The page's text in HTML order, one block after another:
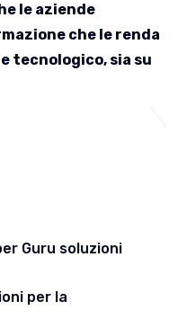
Guru soluzioni
per la
le aziende
che le renda
tecnologico, sia su